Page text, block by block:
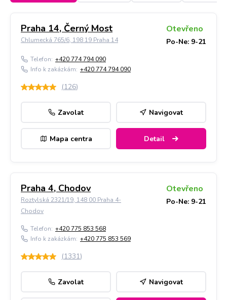
Praha 14, Černý Most
Chlumecká 765/6, 198 19 Praha 14
Otevřeno
Po-Ne: 9-21
Telefon: +420 774 794 090
Info k zakázkám: +420 774 794 090
(126)
Zavolat Navigovat
Mapa centra Detail
Praha 4, Chodov
Roztylská 2321/19, 148 00 Praha 4-
Chodov
Otevřeno
Po-Ne: 9-21
Telefon: +420 775 853 568
Info k zakázkám: +420 775 853 569
(1331)
Zavolat Navigovat